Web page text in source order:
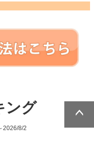
ング
2026/8/2